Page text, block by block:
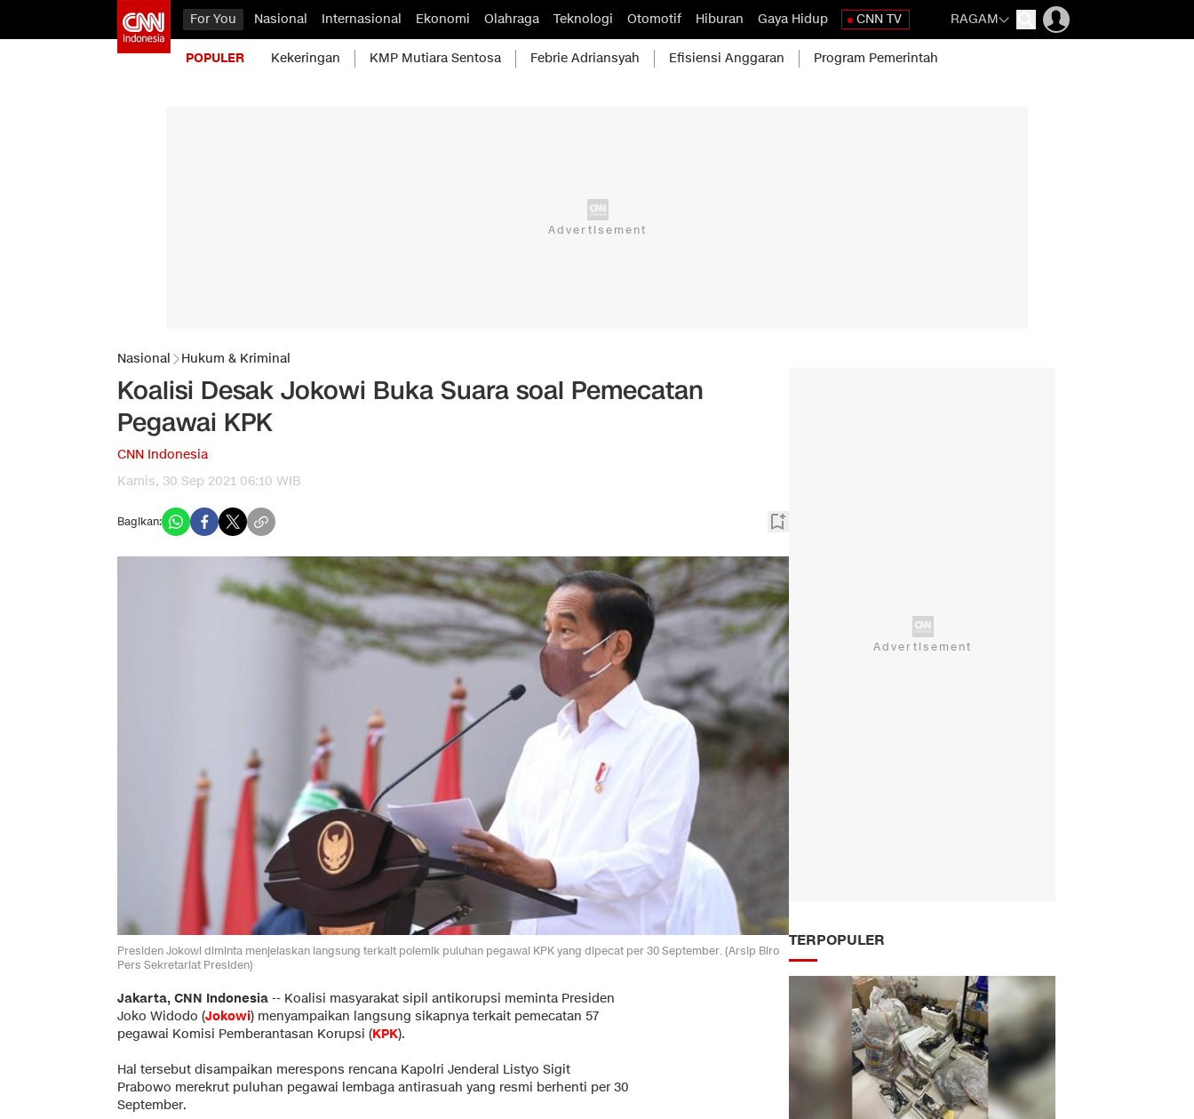
For You Nasional Internasional Ekonomi Olahraga Teknologi Otomotif Hiburan Gaya Hidup CNN TV RAGAM
POPULER Kekeringan KMP Mutiara Sentosa Febrie Adriansyah Efisiensi Anggaran Program Pemerintah
Nasional Hukum & Kriminal
Koalisi Desak Jokowi Buka Suara soal Pemecatan
Pegawai KPK
CNN Indonesia
Kamis, 30 Sep 2021 06:10 WIB
Bagikan:
Presiden Jokowi diminta menjelaskan langsung terkait polemik puluhan pegawai KPK yang dipecat per 30 September. (Arsip Biro
Pers Sekretariat Presiden)
Jakarta, CNN Indonesia -- Koalisi masyarakat sipil antikorupsi meminta Presiden
Joko Widodo (Jokowi) menyampaikan langsung sikapnya terkait pemecatan 57
pegawai Komisi Pemberantasan Korupsi (KPK).
Hal tersebut disampaikan merespons rencana Kapolri Jenderal Listyo Sigit
Prabowo merekrut puluhan pegawai lembaga antirasuah yang resmi berhenti per 30
September.
TERPOPULER